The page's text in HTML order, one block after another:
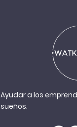
Ayudar a los
sueños.